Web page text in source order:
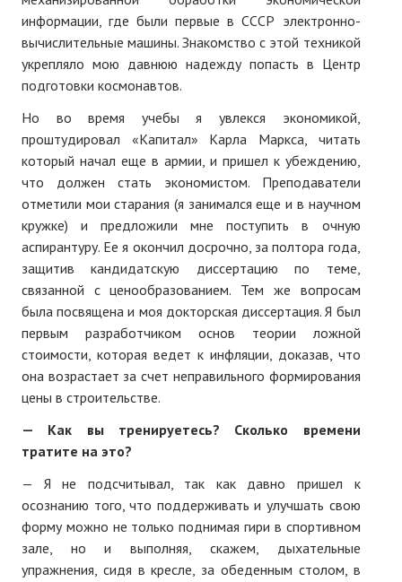
информации, где были первые в СССР электронно-
вычислительные машины. Знакомство с этой техникой
укрепляло мою давнюю надежду попасть в Центр
подготовки космонавтов.
Но во время учебы я увлекся экономикой,
проштудировал «Капитал» Карла Маркса, читать
который начал еще в армии, и пришел к убеждению,
что должен стать экономистом. Преподаватели
отметили мои старания (я занимался еще и в научном
кружке) и предложили мне поступить в очную
аспирантуру. Ее я окончил досрочно, за полтора года,
защитив кандидатскую диссертацию по теме,
связанной с ценообразованием. Тем же вопросам
была посвящена и моя докторская диссертация. Я был
первым разработчиком основ теории ложной
стоимости, которая ведет к инфляции, доказав, что
она возрастает за счет неправильного формирования
цены в строительстве.
— Как вы тренируетесь? Сколько времени
тратите на это?
— Я не подсчитывал, так как давно пришел к
осознанию того, что поддерживать и улучшать свою
форму можно не только поднимая гири в спортивном
зале, но и выполняя, скажем, дыхательные
упражнения, сидя в кресле, за обеденным столом, в